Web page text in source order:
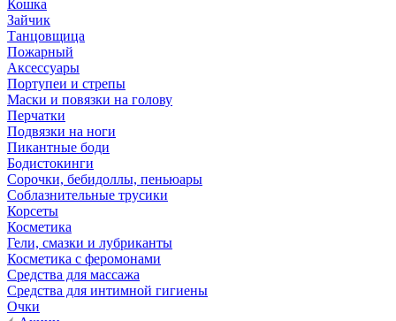
Кошка
Зайчик
Танцовщица
Пожарный
Аксессуары
Портупеи и стрепы
Маски и повязки на голову
Перчатки
Подвязки на ноги
Пикантные боди
Бодистокинги
Сорочки, бебидоллы, пеньюары
Соблазнительные трусики
Корсеты
Косметика
Гели, смазки и лубриканты
Косметика с феромонами
Средства для массажа
Средства для интимной гигиены
Очки